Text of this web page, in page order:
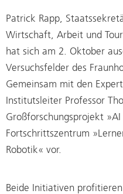
Patrick Rapp,
Wirtschaft, Arbeit und
hat sich am 2. Oktober
Versuchsfelder des
Gemeinsam mit den
Institutsleiter Professor
Großforschungsprojekt
Fortschrittszentrum
Robotik« vor.
Beide Initiativen